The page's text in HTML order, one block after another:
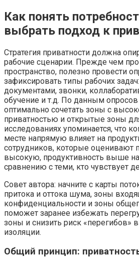
Как понять
выбрать подход к
Стратегия приватности должна
рабочие сценарии. Прежде чем
пространство, полезно провести
зафиксировать типы рабочих
документами, звонки,
обучение и т.д. По данным
оптимально сочетать зоны с
приватностью и открытые зоны
исследованиях упоминается, что
месте напрямую влияет на
сотрудников, которые оценивают
высокую, продуктивность выше
сравнению с теми, кто чувствует
Совет автора: начните с карты
притока и оттока шума, зоны
конфиденциальности и зоны
поможет заранее избежать
зоны и снизить риск «перегибов»
изоляции.
Общий принцип: